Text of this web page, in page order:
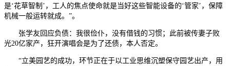
是‘花草智制’，工人的焦点使命就是当好这些智能设备的‘管家’，保障
机械一般运转就成。”。
张学友回应负债：我很俭仆，没有借钱的习惯；此前被传妻子败
光20亿家产，狂开演唱会是为了还债，本人否定。
“立美园艺的成功，环节正在于以工业思维沉塑保守园艺出产，用